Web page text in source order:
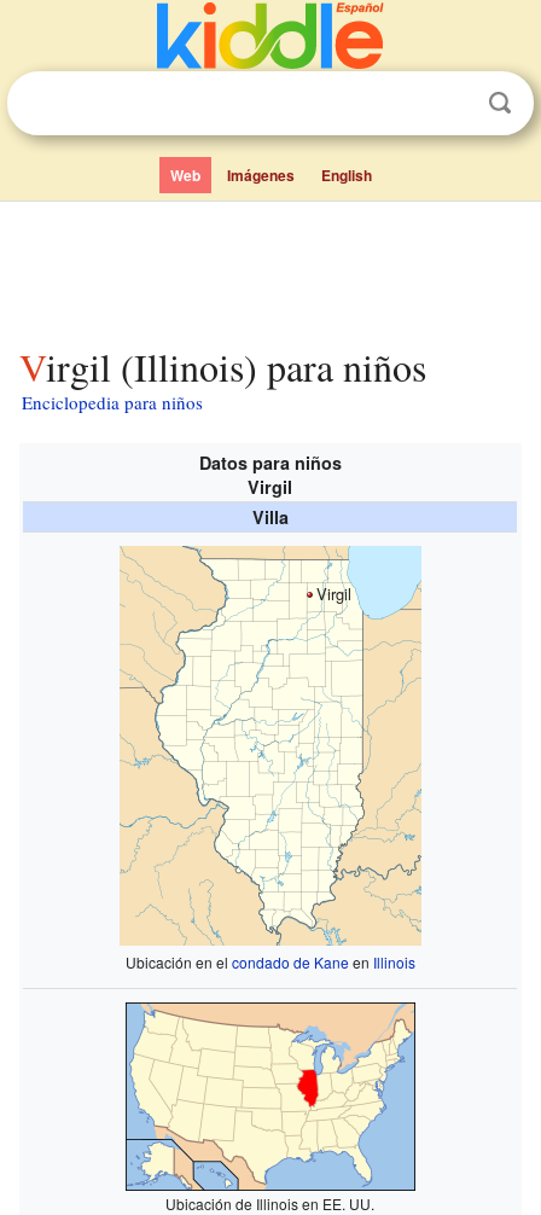
Web Imágenes English
Virgil (Illinois) para niños
Enciclopedia para niños
Datos para niños
Virgil
Villa
Virgil
Ubicación en el condado de Kaneen Illinois
Ubicación de Illinois en EE. UU.